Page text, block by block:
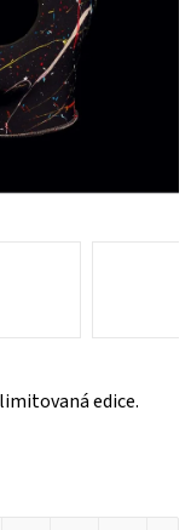
edice.